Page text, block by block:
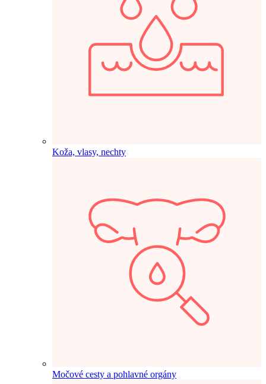
Koža, vlasy, nechty
Močové cesty a pohlavné orgány